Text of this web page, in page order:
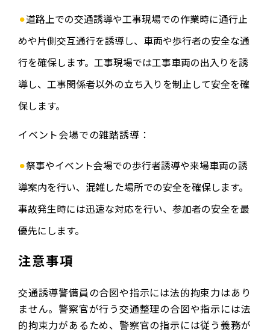
道路上での交通誘導や工事現場での作業時に通行止
めや片側交互通行を誘導し、車両や歩行者の安全な通
行を確保します。工事現場では工事車両の出入りを誘
導し、工事関係者以外の立ち入りを制止して安全を確
保します。
イベント会場での雑踏誘導：
祭事やイベント会場での歩行者誘導や来場車両の誘
導案内を行い、混雑した場所での安全を確保します。
事故発生時には迅速な対応を行い、参加者の安全を最
優先にします。
注意事項
交通誘導警備員の合図や指示には法的拘束力はあり
ません。警察官が行う交通整理の合図や指示には法
的拘束力があるため、警察官の指示には従う義務が